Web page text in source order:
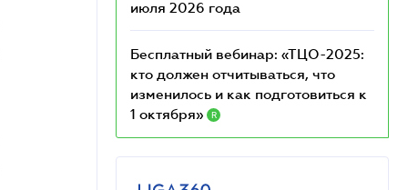
июля 2026 года
Бесплатный вебинар: «ТЦО-2025:
кто должен отчитываться, что
изменилось и как подготовиться к
1 октября»
R